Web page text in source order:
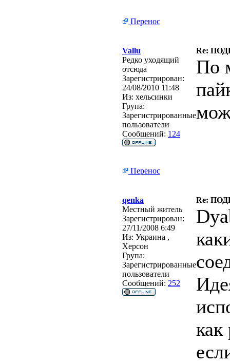
Перенос
Vallu
Re:
Редко уходящий
отсюда
Зарегистрирован:
24/08/2010 11:48
Из: хельсинки
Група:
Зарегистрированные
пользователи
Сообщений: 124
По
Перенос
qenka
Re:
Местный житель
Зарегистрирован:
27/11/2008 6:49
Из: Украина ,
Херсон
Група:
Зарегистрированные
пользователи
Сообщений: 252
как